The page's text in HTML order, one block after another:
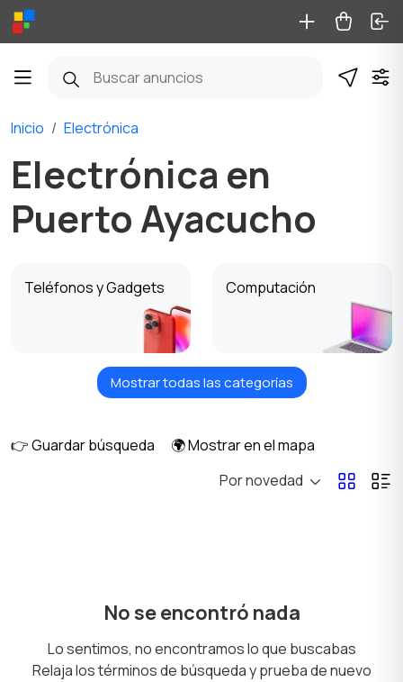
Inicio Electrónica
Electrónica en
Puerto Ayacucho
Teléfonos y Gadgets Computación
TV, audio, video
Cámaras de foto y
Mostrar todas las categorías
👉 Guardar búsqueda
🌍 Mostrar en el mapa
Por novedad
No se encontró nada
Lo sentimos, no encontramos lo que buscabas
Relaja los términos de búsqueda y prueba de nuevo